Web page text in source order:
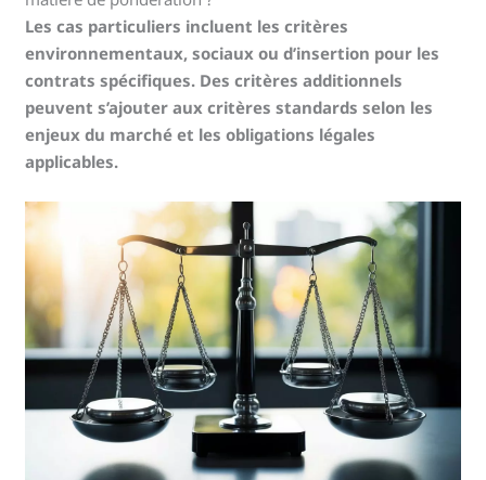
Les cas particuliers incluent les critères
environnementaux, sociaux ou d’insertion pour les
contrats spécifiques. Des critères additionnels
peuvent s’ajouter aux critères standards selon les
enjeux du marché et les obligations légales
applicables.